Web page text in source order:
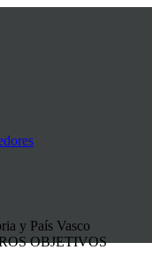
OBJETIVOS